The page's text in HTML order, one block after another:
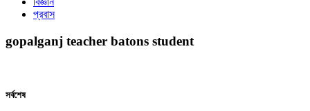
প্রবাস
gopalganj teacher batons student
সর্বশেষ